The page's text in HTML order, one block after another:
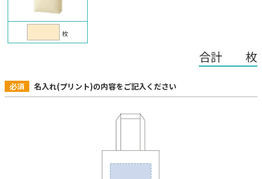
枚
合計 枚
必須 名入れ(プリント)の内容をご記入ください